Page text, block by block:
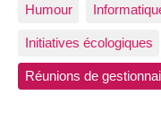
Humour
Initiatives écologiques
Réunions de